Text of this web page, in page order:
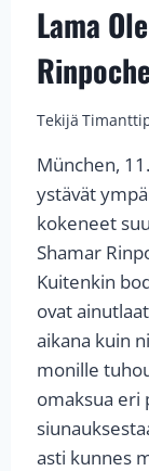
Lama
Tekijä
München,
ystävät
kokeneet
Shamar
Kuitenkin
ovat
aikana kuin
monille
omaksua eri
asti kunnes